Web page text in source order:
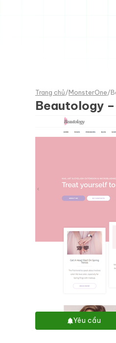
Trang chủ/MonsterOne/
Beautology
Yêu cầu